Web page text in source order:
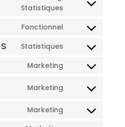
service
Statistiques
Consent
service
adsense
Fonctionnel
Consent
wpml
Statistiques
Consent
sourcebuster-
Marketing
Consent
service
Marketing
Consent
service
Marketing
Consent